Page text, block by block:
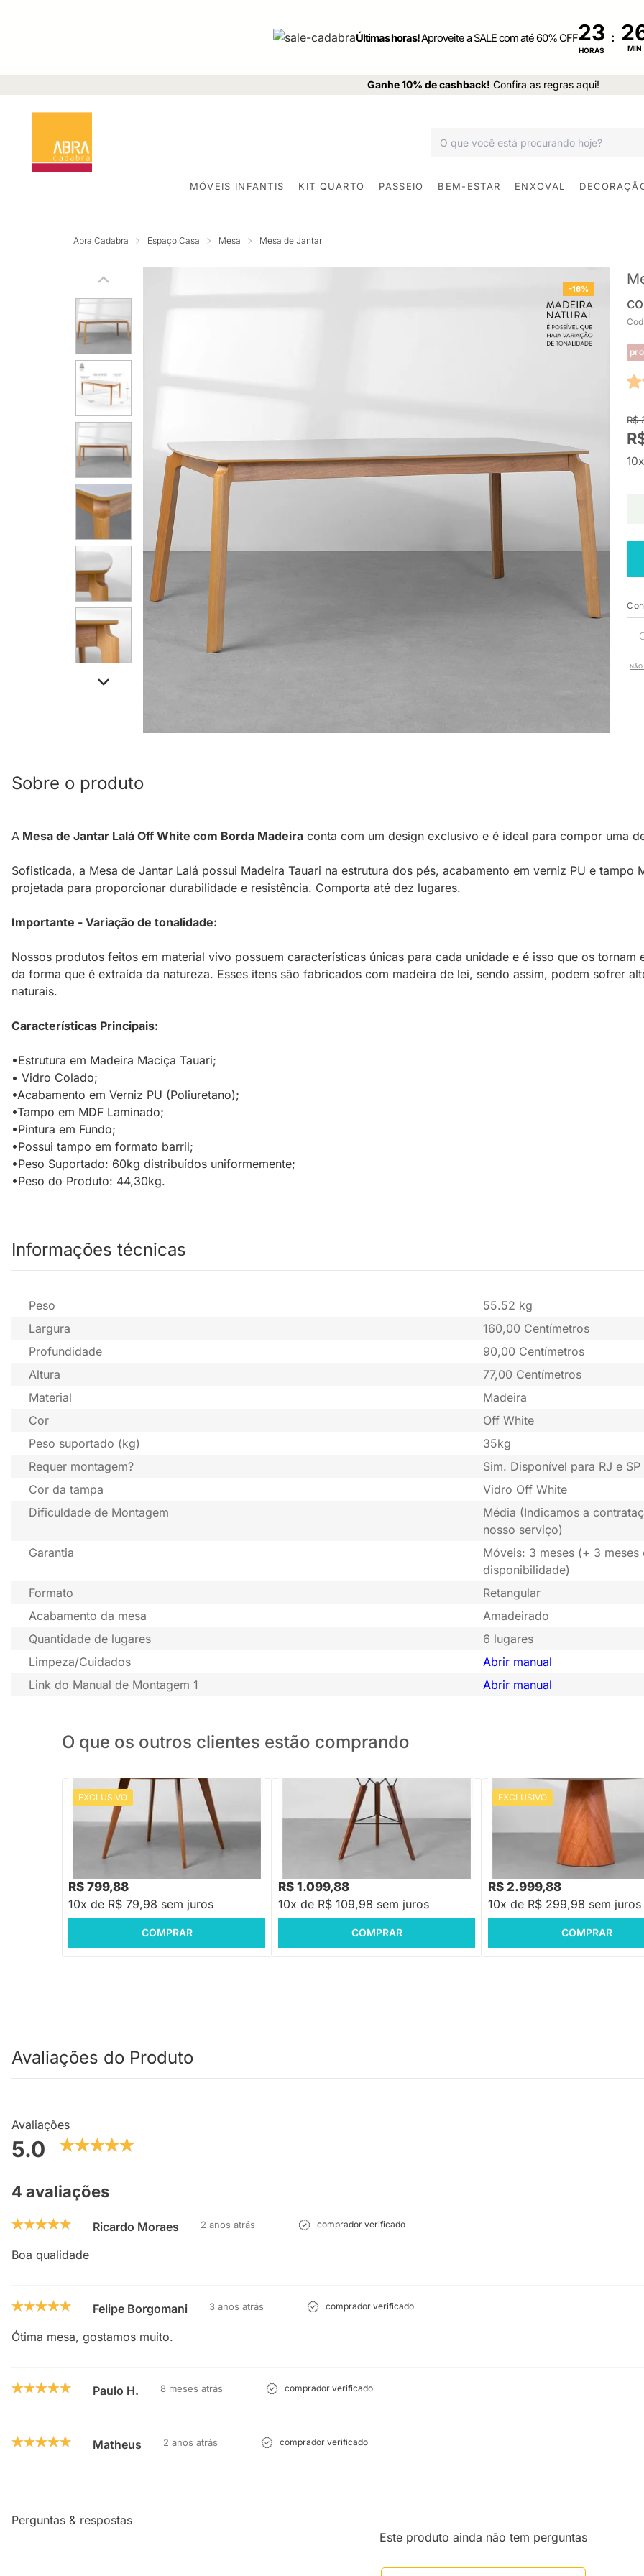
Últimas horas!Aproveite a SALE com até 60% OFF23
HORAS
:
MIN
Ganhe 10% de cashback! Confira as regras aqui!
MÓVEIS INFANTIS KIT QUARTO PASSEIO BEM-ESTAR ENXOVAL
Abra Cadabra Espaço Casa Mesa Mesa de Jantar
-16%
R$
NÃO
Sobre o produto
A Mesa de Jantar Lalá Off White com Borda Madeira conta com um design exclusivo e é ideal para compor uma
Sofisticada, a Mesa de Jantar Lalá possui Madeira Tauari na estrutura dos pés, acabamento em verniz PU e tampo
projetada para proporcionar durabilidade e resistência. Comporta até dez lugares.
Importante - Variação de tonalidade:
Nossos produtos feitos em material vivo possuem características únicas para cada unidade e é isso que os
da forma que é extraída da natureza. Esses itens são fabricados com madeira de lei, sendo assim, podem sofrer
naturais.
Características Principais:
•Estrutura em Madeira Maciça Tauari;
• Vidro Colado;
•Acabamento em Verniz PU (Poliuretano);
•Tampo em MDF Laminado;
•Pintura em Fundo;
•Possui tampo em formato barril;
•Peso Suportado: 60kg distribuídos uniformemente;
•Peso do Produto: 44,30kg.
Informações técnicas
Peso
55.52 kg
Largura
160,00 Centímetros
Profundidade
90,00 Centímetros
Altura
77,00 Centímetros
Material
Madeira
Cor
Off White
Peso suportado (kg)
35kg
Requer montagem?
Sim. Disponível para RJ e
Cor da tampa
Vidro Off White
Dificuldade de Montagem
Média (Indicamos a
nosso serviço)
Garantia
Móveis: 3 meses (+ 3
disponibilidade)
Formato
Retangular
Acabamento da mesa
Amadeirado
Quantidade de lugares
6 lugares
Limpeza/Cuidados
Abrir manual
Link do Manual de Montagem 1
Abrir manual
O que os outros clientes estão comprando
EXCLUSIVO PRONTA ENTREGA
Mesa de Jantar Square Redonda Louro
Freijó - 1,08m
R$ 799,88
10x de R$ 79,98 sem juros
COMPRAR
PRONTA ENTREGA
Mesa De Jantar Oni Redonda Preto -
R$ 1.099,88
10x de R$ 109,98 sem juros
COMPRAR
EXCLUSIVO PRONTA ENTREGA
Mesa de Jantar Daddi Redonda
R$ 2.999,88
10x de R$ 299,98 sem juros
COMPRAR
Avaliações do Produto
Avaliações
5.0
4 avaliações
Ricardo Moraes 2 anos atrás comprador verificado
Boa qualidade
Felipe Borgomani 3 anos atrás comprador verificado
Ótima mesa, gostamos muito.
Paulo H. 8 meses atrás comprador verificado
Matheus 2 anos atrás comprador verificado
Perguntas & respostas
Este produto ainda não tem perguntas